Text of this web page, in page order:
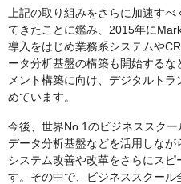
上記の取り組みをさらに加速す
てきたことに鑑み、2015年に
導入をはじめ業務系システムや
ータ分析基盤の構築も開始する
メント構築に向け、デジタルト
めています。
今後、世界No.1のビジネススク
データ分析基盤などを活用しな
システム改善や改革をさらにス
す。その中で、ビジネススクー